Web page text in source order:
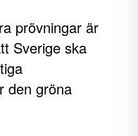
prövningar är
Sverige ska
den gröna